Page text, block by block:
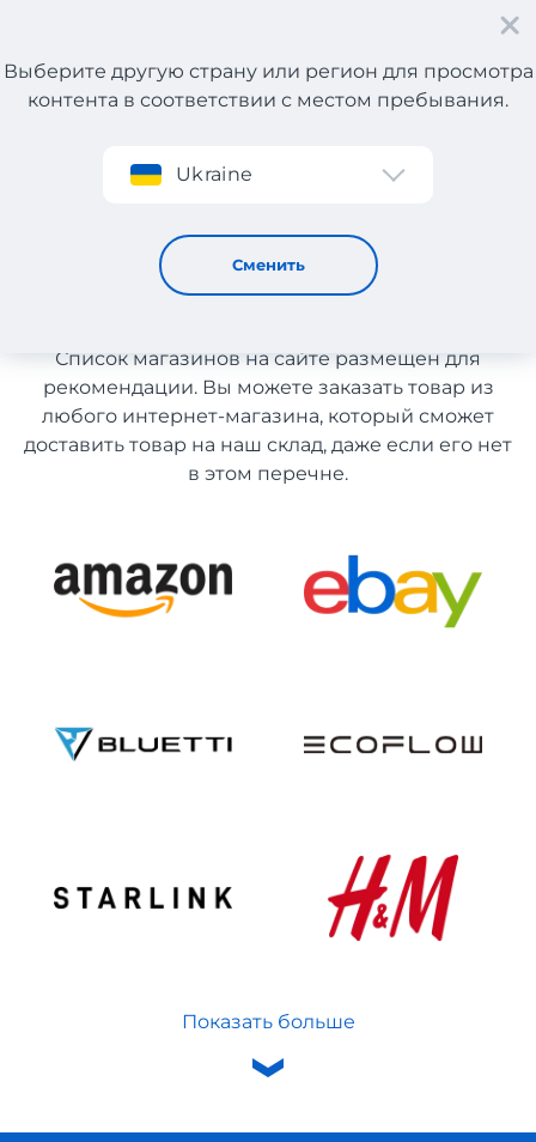
Регистрация
Выберите другую страну или регион для просмотра
контента в соответствии с местом пребывания.
Ukraine
Сменить
Ткани из Канады с доставкой в Украину
Ткани из Канады с
доставкой в Украину
Список магазинов на сайте размещен для
рекомендации. Вы можете заказать товар из
любого интернет-магазина, который сможет
доставить товар на наш склад, даже если его нет
в этом перечне.
Показать больше